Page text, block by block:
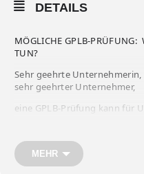
DETAILS
MÖGLICHE GPLB-PRÜFUNG:
TUN?
Sehr geehrte Unternehmerin,
sehr geehrter Unternehmer,
eine GPLB-Prüfung kann für
vermeiden.
Erfahren Sie, welche
MEHR